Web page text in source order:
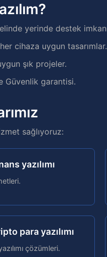
yerinde destek
cihaza uygun tasarımlar.
şık projeler.
Güvenlik garantisi.
sağlıyoruz:
yazılımı
para yazılımı
çözümleri.